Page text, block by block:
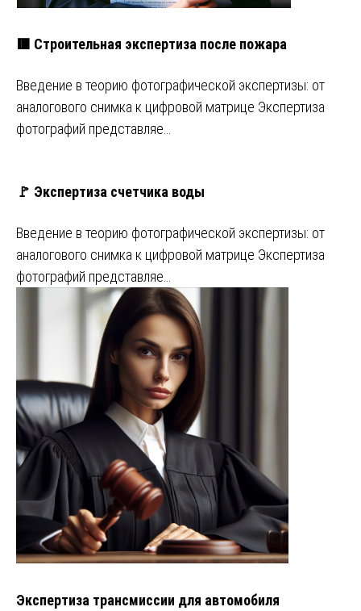
🟥 Строительная экспертиза после пожара
Введение в теорию фотографической экспертизы: от
аналогового снимка к цифровой матрице Экспертиза
фотографий представляе…
🚩 Экспертиза счетчика воды
Введение в теорию фотографической экспертизы: от
аналогового снимка к цифровой матрице Экспертиза
фотографий представляе…
Экспертиза трансмиссии для автомобиля